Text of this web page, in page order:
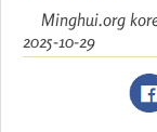
Minghui.org
2025-10-29